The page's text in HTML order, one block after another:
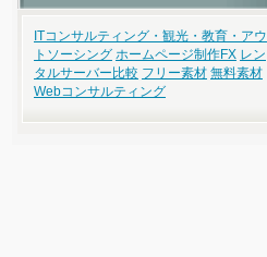
ITコンサルティング・観光・教育・アウ
トソーシング ホームページ制作FX レン
タルサーバー比較 フリー素材 無料素材
Webコンサルティング